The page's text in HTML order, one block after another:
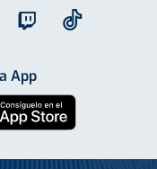
App